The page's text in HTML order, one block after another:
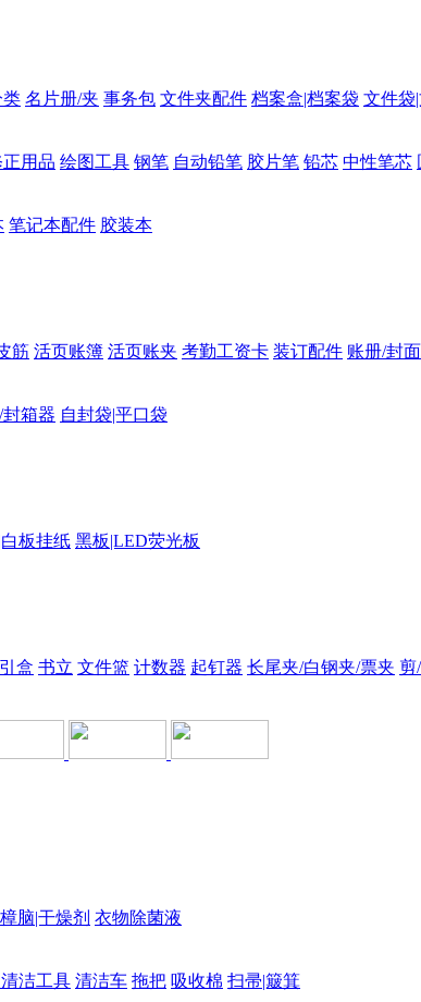
类 名片册/夹 事务包 文件夹配件 档案盒|档案袋 文件袋
用品 绘图工具 钢笔 自动铅笔 胶片笔 铅芯 中性笔芯
笔记本配件 胶装本
筋 活页账簿 活页账夹 考勤工资卡 装订配件 账册/封
箱器 自封袋|平口袋
板挂纸 黑板|LED荧光板
盒 书立 文件篮 计数器 起钉器 长尾夹/白钢夹/票夹 剪
樟脑|干燥剂 衣物除菌液
洁工具 清洁车 拖把 吸收棉 扫帚|簸箕